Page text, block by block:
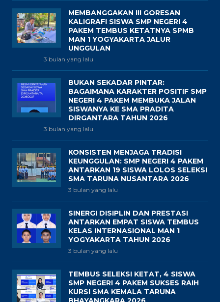
MEMBANGGAKAN !!! GORESAN
KALIGRAFI SISWA SMP NEGERI 4
PAKEM TEMBUS KETATNYA SPMB
MAN 1 YOGYAKARTA JALUR
UNGGULAN
3 bulan yang lalu
BUKAN SEKADAR PINTAR:
BAGAIMANA KARAKTER POSITIF SMP
NEGERI 4 PAKEM MEMBUKA JALAN
SISWANYA KE SMA PRADITA
DIRGANTARA TAHUN 2026
3 bulan yang lalu
KONSISTEN MENJAGA TRADISI
KEUNGGULAN: SMP NEGERI 4 PAKEM
ANTARKAN 19 SISWA LOLOS SELEKSI
SMA TARUNA NUSANTARA 2026
3 bulan yang lalu
SINERGI DISIPLIN DAN PRESTASI
ANTARKAN EMPAT SISWA TEMBUS
KELAS INTERNASIONAL MAN 1
YOGYAKARTA TAHUN 2026
3 bulan yang lalu
TEMBUS SELEKSI KETAT, 4 SISWA
SMP NEGERI 4 PAKEM SUKSES RAIH
KURSI SMA KEMALA TARUNA